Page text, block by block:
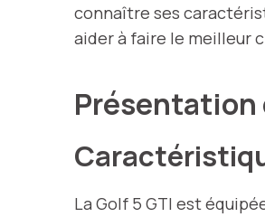
connaître ses
aider à faire le meilleur
Présentation
La Golf 5 GTI est